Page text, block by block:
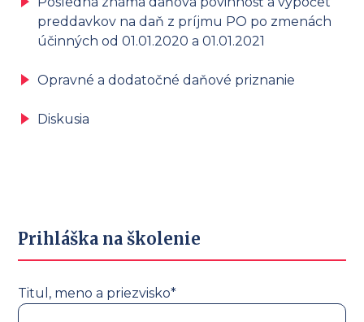
preddavkov na daň z príjmu PO po zmenách
účinných od 01.01.2020 a 01.01.2021
Opravné a dodatočné daňové priznanie
Diskusia
Prihláška na školenie
Titul, meno a priezvisko*